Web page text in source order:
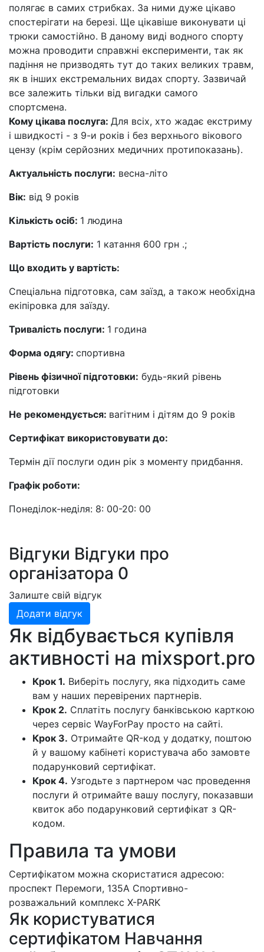
полягає в самих стрибках. За ними дуже цікаво
спостерігати на березі. Ще цікавіше виконувати ці
трюки самостійно. В даному виді водного спорту
можна проводити справжні експерименти, так як
падіння не призводять тут до таких великих травм,
як в інших екстремальних видах спорту. Зазвичай
все залежить тільки від вигадки самого
спортсмена.
Кому цікава послуга: Для всіх, хто жадає екстриму
і швидкості - з 9-и років і без верхнього вікового
цензу (крім серйозних медичних протипоказань).
Актуальність послуги: весна-літо
Вік: від 9 років
Кількість осіб: 1 людина
Вартість послуги: 1 катання 600 грн .;
Що входить у вартість:
Спеціальна підготовка, сам заїзд, а також необхідна
екіпіровка для заїзду.
Тривалість послуги: 1 година
Форма одягу: спортивна
Рівень фізичної підготовки: будь-який рівень
підготовки
Не рекомендується: вагітним і дітям до 9 років
Сертифікат використовувати до:
Термін дії послуги один рік з моменту придбання.
Графік роботи:
Понеділок-неділя: 8: 00-20: 00
Відгуки Відгуки про
організатора 0
Залиште свій відгук
Додати відгук
Як відбувається купівля
активності на mixsport.pro
Крок 1. Виберіть послугу, яка підходить саме
вам у наших перевірених партнерів.
Крок 2. Сплатіть послугу банківською карткою
через сервіс WayForPay просто на сайті.
Крок 3. Отримайте QR-код у додатку, поштою
й у вашому кабінеті користувача або замовте
подарунковий сертифікат.
Крок 4. Узгодьте з партнером час проведення
послуги й отримайте вашу послугу, показавши
квиток або подарунковий сертифікат з QR-
кодом.
Правила та умови
Сертифікатом можна скористатися адресою:
проспект Перемоги, 135А Спортивно-
розважальний комплекс X-PARK
Як користуватися
сертифікатом Навчання